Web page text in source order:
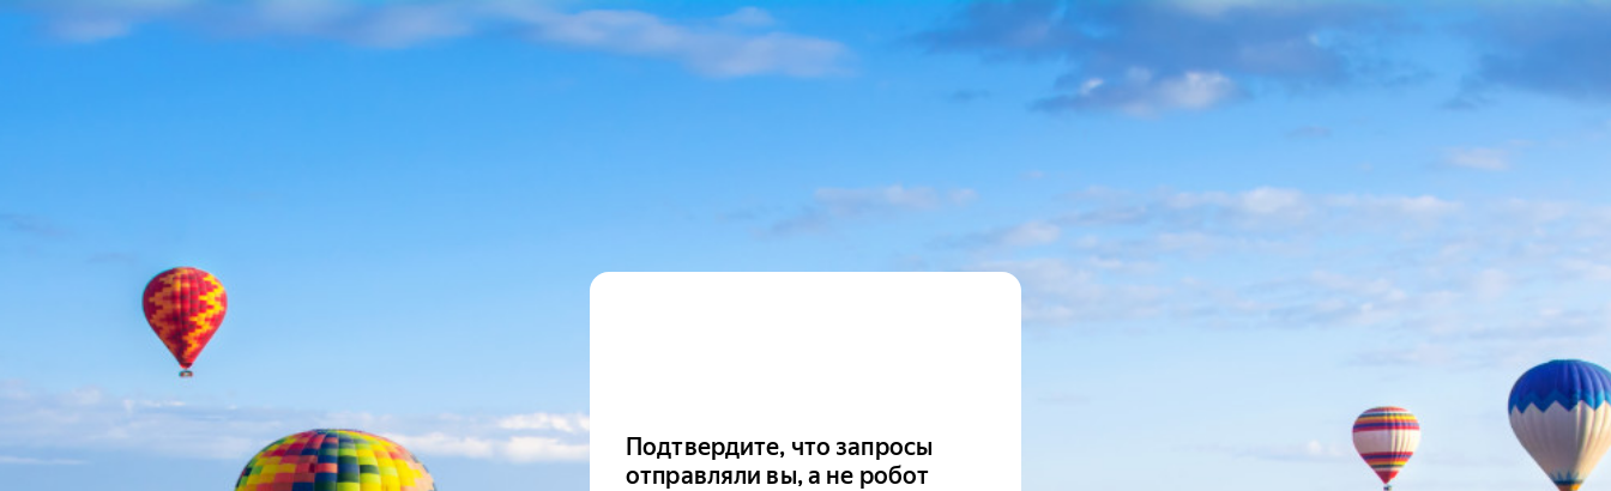
Подтвердите, что запросы
отправляли вы, а не робот